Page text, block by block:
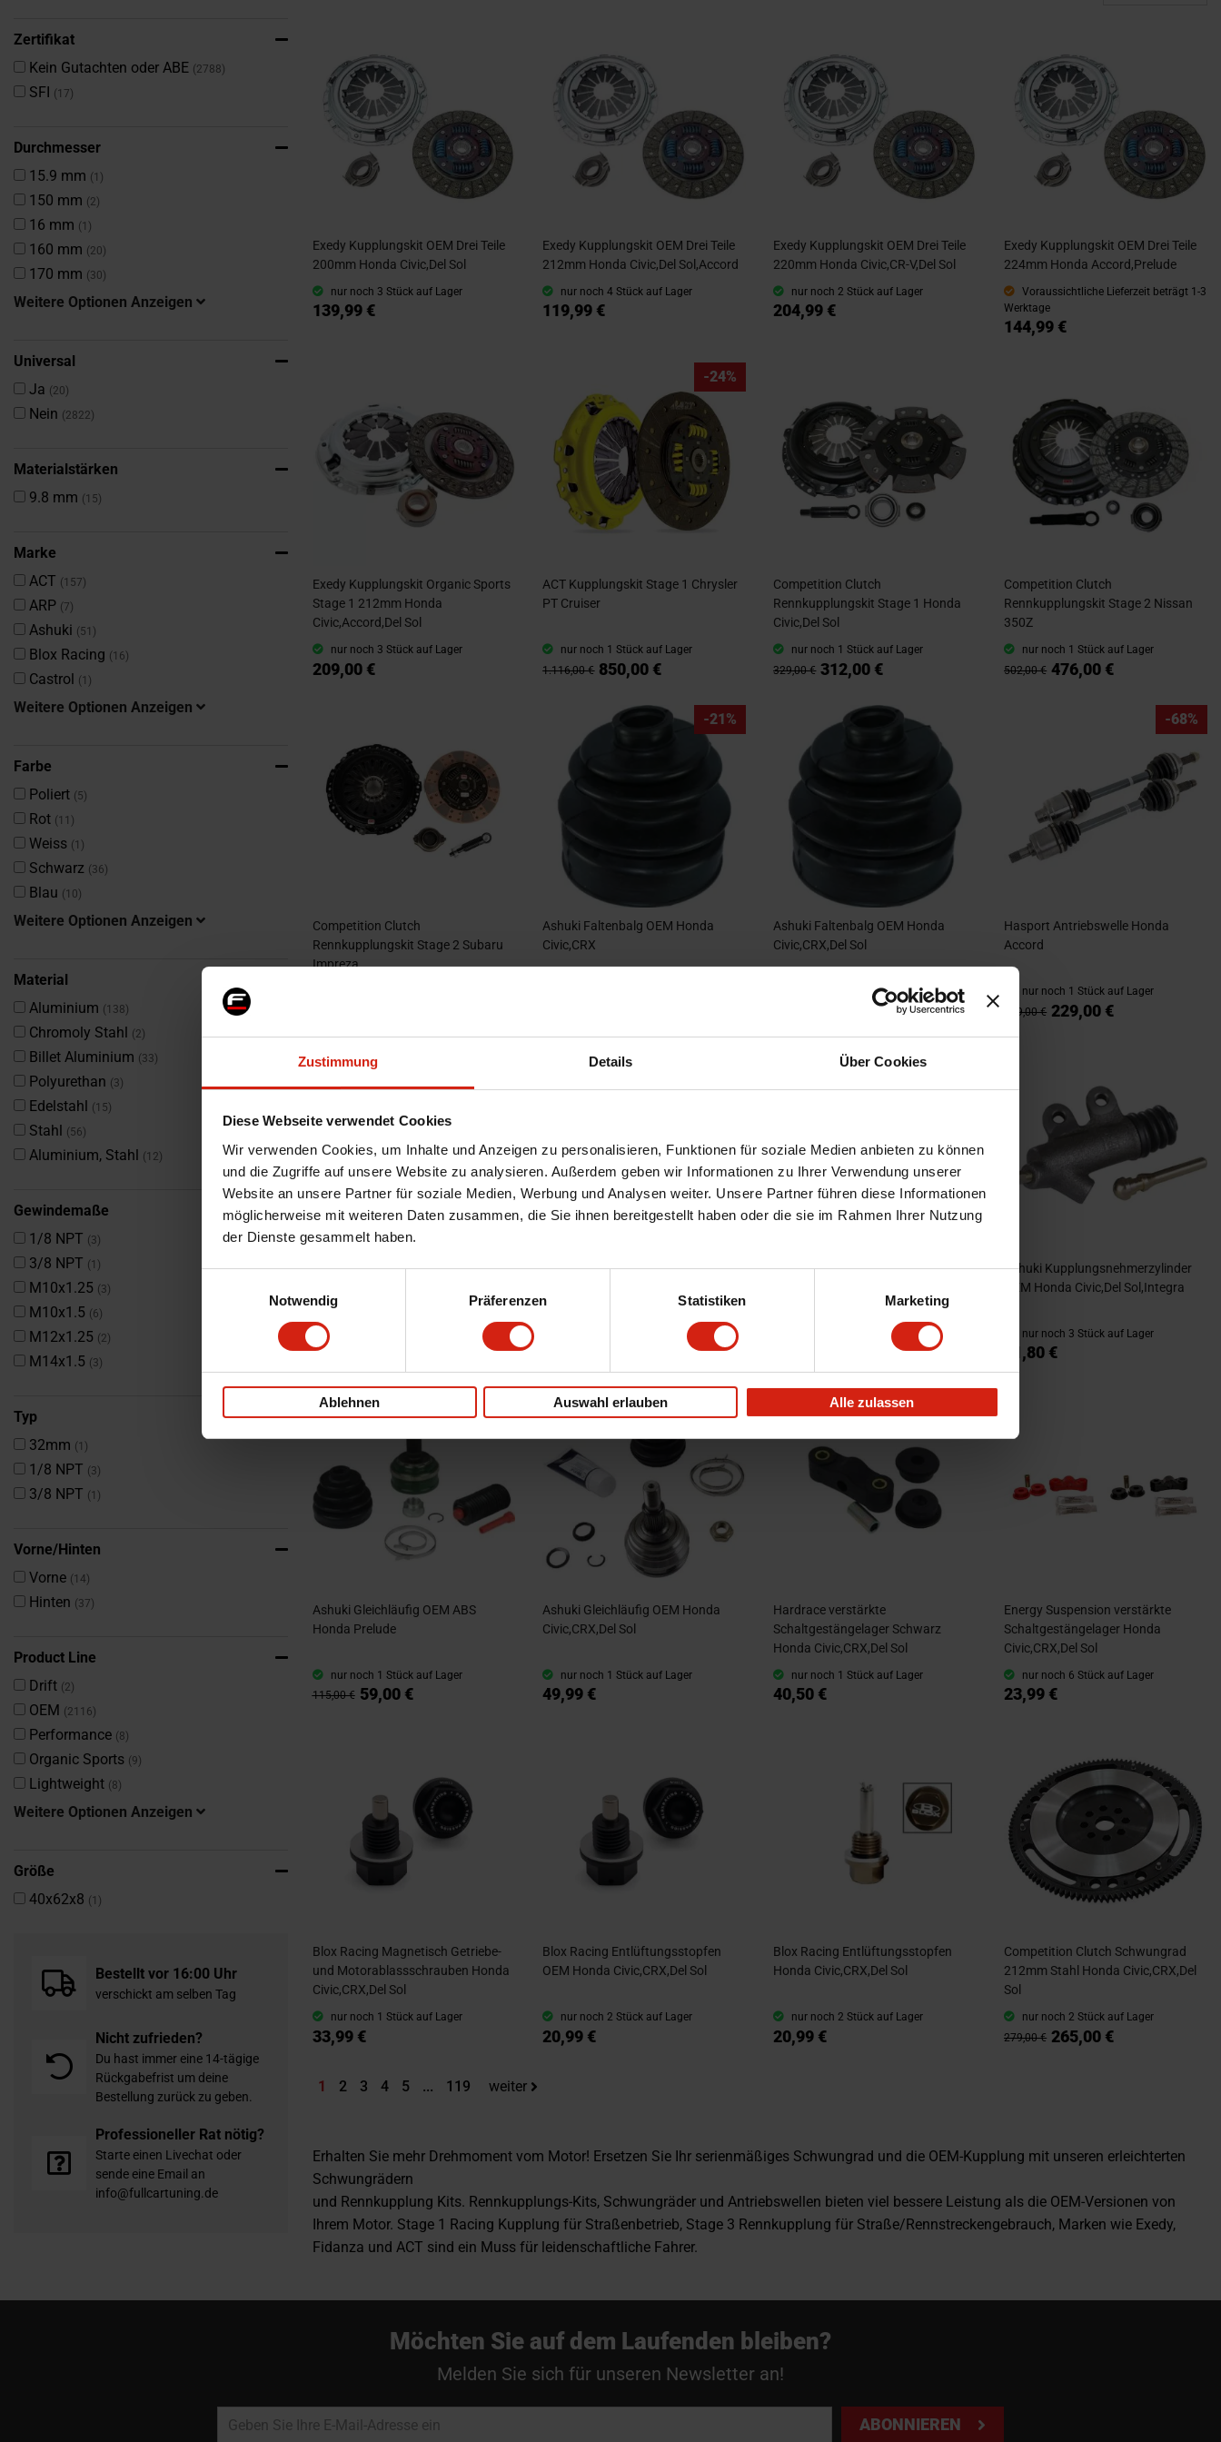
Zustimmung Details Über Cookies
Diese Webseite verwendet Cookies
Wir verwenden Cookies, um Inhalte und Anzeigen zu personalisieren, Funktionen für soziale Medien anbieten zu können
und die Zugriffe auf unsere Website zu analysieren. Außerdem geben wir Informationen zu Ihrer Verwendung unserer
Website an unsere Partner für soziale Medien, Werbung und Analysen weiter. Unsere Partner führen diese Informationen
möglicherweise mit weiteren Daten zusammen, die Sie ihnen bereitgestellt haben oder die sie im Rahmen Ihrer Nutzung
der Dienste gesammelt haben.
Notwendig
Präferenzen Statistiken Marketing
Ablehnen Auswahl erlauben Alle zulassen
Exedy Kupplungskit OEM Drei Teile
200mm Honda Civic,Del Sol
nur noch 3 Stück auf Lager
139,99 €
Exedy Kupplungskit OEM Drei Teile
212mm Honda Civic,Del Sol,Accord
nur noch 4 Stück auf Lager
119,99 €
Exedy Kupplungskit OEM Drei Teile
220mm Honda Civic,CR-V,Del Sol
nur noch 2 Stück auf Lager
204,99 €
Exedy Kupplungskit OEM Drei Teile
224mm Honda Accord,Prelude
Voraussichtliche Lieferzeit beträgt 1-3
Werktage
144,99 €
Exedy Kupplungskit Organic Sports
Stage 1 212mm Honda
Civic,Accord,Del Sol
nur noch 3 Stück auf Lager
209,00 €
-24%
ACT Kupplungskit Stage 1 Chrysler
PT Cruiser
nur noch 1 Stück auf Lager
1.116,00 € 850,00 €
Competition Clutch
Rennkupplungskit Stage 1 Honda
Civic,Del Sol
nur noch 1 Stück auf Lager
329,00 € 312,00 €
Competition Clutch
Rennkupplungskit Stage 2 Nissan
350Z
nur noch 1 Stück auf Lager
502,00 € 476,00 €
Competition Clutch
Rennkupplungskit Stage 2 Subaru
Impreza
-21%
Ashuki Faltenbalg OEM Honda
Civic,CRX
Ashuki Faltenbalg OEM Honda
Civic,CRX,Del Sol
nur noch 2 Stück auf Lager
-68%
Hasport Antriebswelle Honda
Accord
nur noch 1 Stück auf Lager
719,00 € 229,00 €
TrakMotive Antriebswelle Honda
nur noch 1 Stück auf Lager
174,00 €
Honda O-Ring Dichtung
Sol
nur noch 2 Stück auf Lager
TrakMotive Antriebswelle Honda
nur noch 1 Stück auf Lager
Ashuki Kupplungsnehmerzylinder
OEM Honda Civic,Del Sol,Integra
nur noch 3 Stück auf Lager
21,80 €
Ashuki Gleichläufig OEM ABS
Honda Prelude
nur noch 1 Stück auf Lager
115,00 € 59,00 €
Ashuki Gleichläufig OEM Honda
Civic,CRX,Del Sol
nur noch 1 Stück auf Lager
49,99 €
Hardrace verstärkte
Schaltgestängelager Schwarz
Honda Civic,CRX,Del Sol
nur noch 1 Stück auf Lager
40,50 €
Energy Suspension verstärkte
Schaltgestängelager Honda
Civic,CRX,Del Sol
nur noch 6 Stück auf Lager
23,99 €
Blox Racing Magnetisch Getriebe-
und Motorablassschrauben Honda
Civic,CRX,Del Sol
nur noch 1 Stück auf Lager
33,99 €
Blox Racing Entlüftungsstopfen
OEM Honda Civic,CRX,Del Sol
nur noch 2 Stück auf Lager
20,99 €
Blox Racing Entlüftungsstopfen
Honda Civic,CRX,Del Sol
nur noch 2 Stück auf Lager
20,99 €
Competition Clutch Schwungrad
212mm Stahl Honda Civic,CRX,Del
Sol
nur noch 2 Stück auf Lager
279,00 € 265,00 €
Sie lesen gerade die Seite
1 Seite
2 Seite
3 Seite
4 Seite
5 ... Seite
119 weiter
Erhalten Sie mehr Drehmoment vom Motor! Ersetzen Sie Ihr serienmäßiges Schwungrad und die OEM-Kupplung mit unseren erleichterten
Schwungrädern
und Rennkupplung Kits. Rennkupplungs-Kits, Schwungräder und Antriebswellen bieten viel bessere Leistung als die OEM-Versionen von
Ihrem Motor. Stage 1 Racing Kupplung für Straßenbetrieb, Stage 3 Rennkupplung für Straße/Rennstreckengebrauch, Marken wie Exedy,
Fidanza und ACT sind ein Muss für leidenschaftliche Fahrer.
Zertifikat
Kein Gutachten oder ABE
2788Artikel
SFI 17Artikel
Durchmesser
15.9 mm
1 Artikel
150 mm 2Artikel
16 mm 1 Artikel
160 mm 20Artikel
170 mm 30Artikel
Weitere Optionen Anzeigen
Universal
Ja
20Artikel
Nein 2822Artikel
Materialstärken
9.8 mm
15Artikel
Marke
ACT
157Artikel
ARP 7Artikel
Ashuki 51 Artikel
Blox Racing 16Artikel
Castrol 1 Artikel
Weitere Optionen Anzeigen
Farbe
Poliert
5Artikel
Rot 11 Artikel
Weiss 1 Artikel
Schwarz 36Artikel
Blau 10Artikel
Weitere Optionen Anzeigen
Material
Aluminium
138Artikel
Chromoly Stahl 2Artikel
Billet Aluminium 33Artikel
Polyurethan 3Artikel
Edelstahl 15Artikel
Stahl 56Artikel
Aluminium, Stahl 12Artikel
Gewindemaße
1/8 NPT
3Artikel
3/8 NPT 1 Artikel
M10x1.25 3Artikel
M10x1.5 6Artikel
M12x1.25 2Artikel
M14x1.5 3Artikel
Typ
32mm
1 Artikel
1/8 NPT 3Artikel
3/8 NPT 1 Artikel
Vorne/Hinten
Vorne
14Artikel
Hinten 37Artikel
Product Line
Drift
2Artikel
OEM 2116Artikel
Performance 8Artikel
Organic Sports 9Artikel
Lightweight 8Artikel
Weitere Optionen Anzeigen
Größe
40x62x8
1 Artikel
Bestellt vor 16:00 Uhr
verschickt am selben Tag
Nicht zufrieden?
Du hast immer eine 14-tägige
Rückgabefrist um deine
Bestellung zurück zu geben.
Professioneller Rat nötig?
Starte einen Livechat oder
sende eine Email an
info@fullcartuning.de
Möchten Sie auf dem Laufenden bleiben?
Melden Sie sich für unseren Newsletter an!
ABONNIEREN